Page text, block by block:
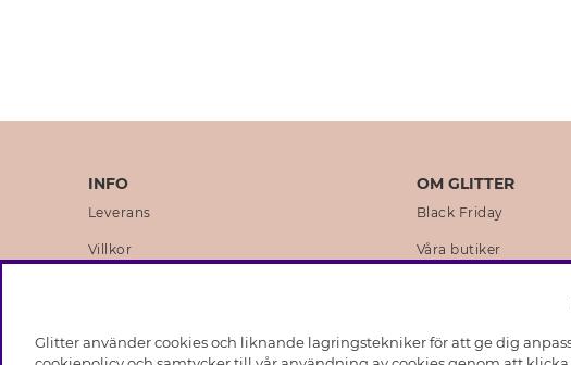
INFO
Leverans
Villkor
Medlemsvillkor
OM GLITTER
Black Friday
Våra butiker
Hållbarhet
Glitter använder cookies och liknande lagringstekniker för att ge dig